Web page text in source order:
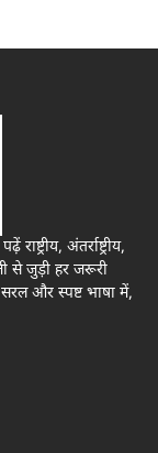
अंतर्राष्ट्रीय,
से जुड़ी हर जरूरी
और स्पष्ट भाषा में,